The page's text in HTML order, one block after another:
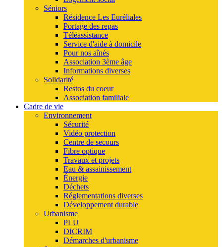
Séniors
Résidence Les Euréliales
Portage des repas
Téléassistance
Service d'aide à domicile
Pour nos aînés
Association 3ème âge
Informations diverses
Solidarité
Restos du coeur
Association familiale
Cadre de vie
Environnement
Sécurité
Vidéo protection
Centre de secours
Fibre optique
Travaux et projets
Eau & assainissement
Énergie
Déchets
Réglementations diverses
Développement durable
Urbanisme
PLU
DICRIM
Démarches d'urbanisme